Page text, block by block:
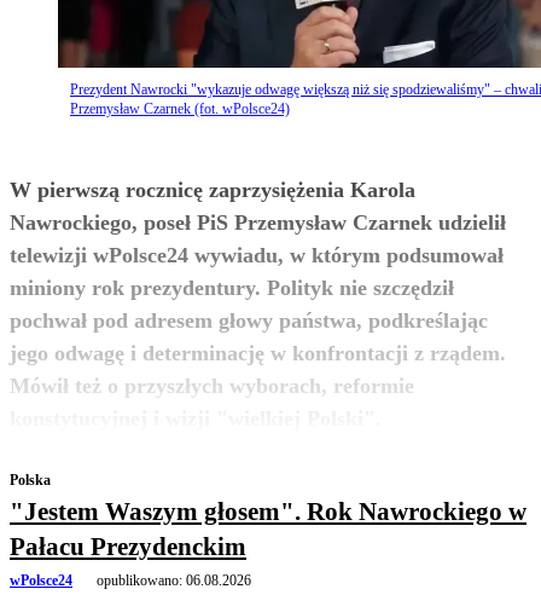
Prezydent Nawrocki "wykazuje odwagę większą niż się spodziewaliśmy" – chwali
Przemysław Czarnek (fot. wPolsce24)
W pierwszą rocznicę zaprzysiężenia Karola
Nawrockiego, poseł PiS Przemysław Czarnek udzielił
telewizji wPolsce24 wywiadu, w którym podsumował
miniony rok prezydentury. Polityk nie szczędził
pochwał pod adresem głowy państwa, podkreślając
jego odwagę i determinację w konfrontacji z rządem.
Mówił też o przyszłych wyborach, reformie
zobacz więcej
Polska
"Jestem Waszym głosem". Rok Nawrockiego w
Pałacu Prezydenckim
wPolsce24 opublikowano: 06.08.2026